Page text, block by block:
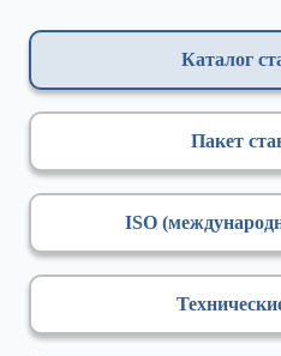
Каталог
Пакет
ISO